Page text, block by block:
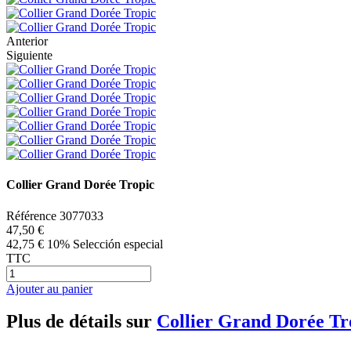
Anterior
Siguiente
Collier Grand Dorée Tropic
Référence 3077033
47,50 €
42,75 € 10% Selección especial
TTC
Ajouter au panier
Plus de détails sur Collier Grand Dorée